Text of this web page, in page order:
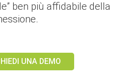
ben più affidabile della
UNA DEMO